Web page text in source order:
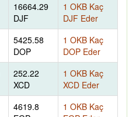
16664.29
DJF
1 OKB Kaç
DJF Eder
5425.58
DOP
1 OKB Kaç
DOP Eder
252.22
XCD
1 OKB Kaç
XCD Eder
4619.8
1 OKB Kaç